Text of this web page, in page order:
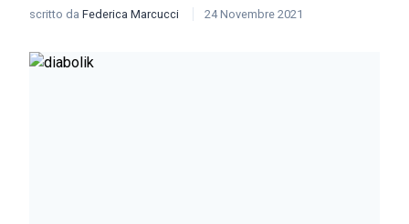
scritto da Federica Marcucci 24 Novembre 2021